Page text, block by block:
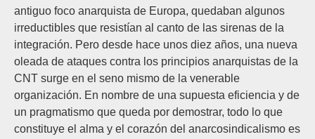
antiguo foco anarquista de Europa, quedaban algunos
irreductibles que resistían al canto de las sirenas de la
integración. Pero desde hace unos diez años, una nueva
oleada de ataques contra los principios anarquistas de la
CNT surge en el seno mismo de la venerable
organización. En nombre de una supuesta eficiencia y de
un pragmatismo que queda por demostrar, todo lo que
constituye el alma y el corazón del anarcosindicalismo es